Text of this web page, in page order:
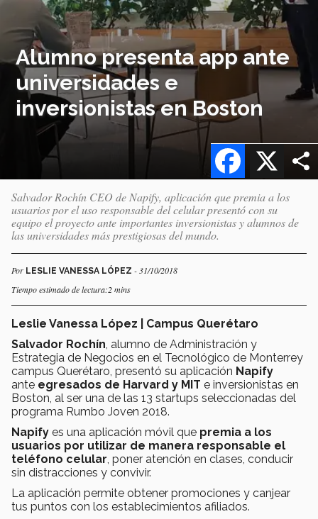
Alumno presenta app ante
universidades e
inversionistas en Boston
X
Facebook
Salvador Rochín CEO de Napify, aplicación que premia a los
usuarios por el uso responsable del celular presentó con su
equipo el proyecto ante importantes inversionistas y alumnos de
las universidades más prestigiosas del mundo.
Por LESLIE VANESSA LÓPEZ - 31/10/2018
Tiempo estimado de lectura:2 mins
Leslie Vanessa López | Campus Querétaro
Salvador Rochín , alumno de Administración y
Estrategia de Negocios en el Tecnológico de Monterrey
campus Querétaro, presentó su aplicación Napify
ante egresados de Harvard y MIT e inversionistas en
Boston, al ser una de las 13 startups seleccionadas del
programa Rumbo Joven 2018.
Napify es una aplicación móvil que premia a los
usuarios por utilizar de manera responsable el
teléfono celular , poner atención en clases, conducir
sin distracciones y convivir.
La aplicación permite obtener promociones y canjear
tus puntos con los establecimientos afiliados.